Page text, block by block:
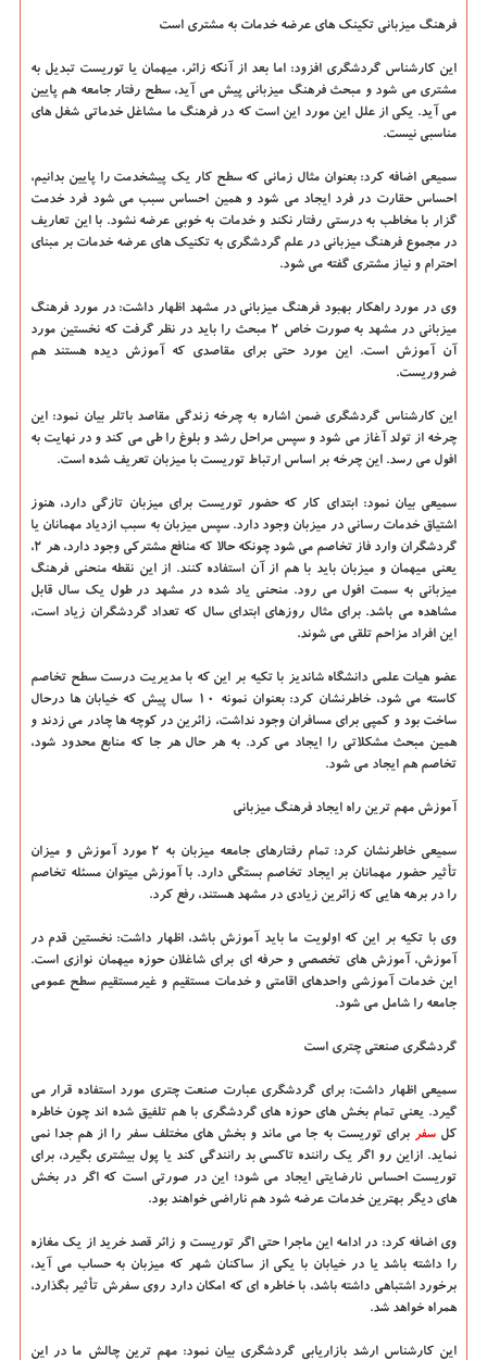
فرهنگ میزبانی تکینک های عرضه خدمات به مشتری است
این کارشناس گردشگری افزود: اما بعد از آنکه زائر، میهمان یا توریست تبدیل به
مشتری می شود و مبحث فرهنگ میزبانی پیش می آید، سطح رفتار جامعه هم پایین
می آید. یکی از علل این مورد این است که در فرهنگ ما مشاغل خدماتی شغل های
مناسبی نیست.
سمیعی اضافه کرد: بعنوان مثال زمانی که سطح کار یک پیشخدمت را پایین بدانیم،
احساس حقارت در فرد ایجاد می شود و همین احساس سبب می شود فرد خدمت
گزار با مخاطب به درستی رفتار نکند و خدمات به خوبی عرضه نشود. با این تعاریف
در مجموع فرهنگ میزبانی در علم گردشگری به تکنیک های عرضه خدمات بر مبنای
احترام و نیاز مشتری گفته می شود.
وی در مورد راهکار بهبود فرهنگ میزبانی در مشهد اظهار داشت: در مورد فرهنگ
میزبانی در مشهد به صورت خاص ۲ مبحث را باید در نظر گرفت که نخستین مورد
آن آموزش است. این مورد حتی برای مقاصدی که آموزش دیده هستند هم
ضروریست.
این کارشناس گردشگری ضمن اشاره به چرخه زندگی مقاصد باتلر بیان نمود: این
چرخه از تولد آغاز می شود و سپس مراحل رشد و بلوغ را طی می کند و در نهایت به
افول می رسد. این چرخه بر اساس ارتباط توریست با میزبان تعریف شده است.
سمیعی بیان نمود: ابتدای کار که حضور توریست برای میزبان تازگی دارد، هنوز
اشتیاق خدمات رسانی در میزبان وجود دارد. سپس میزبان به سبب ازدیاد مهمانان یا
گردشگران وارد فاز تخاصم می شود چونکه حالا که منافع مشترکی وجود دارد، هر ۲،
یعنی میهمان و میزبان باید با هم از آن استفاده کنند. از این نقطه منحنی فرهنگ
میزبانی به سمت افول می رود. منحنی یاد شده در مشهد در طول یک سال قابل
مشاهده می باشد. برای مثال روزهای ابتدای سال که تعداد گردشگران زیاد است،
این افراد مزاحم تلقی می شوند.
عضو هیات علمی دانشگاه شاندیز با تکیه بر این که با مدیریت درست سطح تخاصم
کاسته می شود، خاطرنشان کرد: بعنوان نمونه ۱۰ سال پیش که خیابان ها درحال
ساخت بود و کمپی برای مسافران وجود نداشت، زائرین در کوچه ها چادر می زدند و
همین مبحث مشکلاتی را ایجاد می کرد. به هر حال هر جا که منابع محدود شود،
تخاصم هم ایجاد می شود.
آموزش مهم ترین راه ایجاد فرهنگ میزبانی
سمیعی خاطرنشان کرد: تمام رفتارهای جامعه میزبان به ۲ مورد آموزش و میزان
تأثیر حضور مهمانان بر ایجاد تخاصم بستگی دارد. با آموزش میتوان مسئله تخاصم
را در برهه هایی که زائرین زیادی در مشهد هستند، رفع کرد.
وی با تکیه بر این که اولویت ما باید آموزش باشد، اظهار داشت: نخستین قدم در
آموزش، آموزش های تخصصی و حرفه ای برای شاغلان حوزه میهمان نوازی است.
این خدمات آموزشی واحدهای اقامتی و خدمات مستقیم و غیرمستقیم سطح عمومی
جامعه را شامل می شود.
گردشگری صنعتی چتری است
سمیعی اظهار داشت: برای گردشگری عبارت صنعت چتری مورد استفاده قرار می
گیرد. یعنی تمام بخش های حوزه های گردشگری با هم تلفیق شده اند چون خاطره
کلسفر برای توریست به جا می ماند و بخش های مختلف سفر را از هم جدا نمی
نماید. ازاین رو اگر یک راننده تاکسی بد رانندگی کند یا پول بیشتری بگیرد، برای
توریست احساس نارضایتی ایجاد می شود؛ این در صورتی است که اگر در بخش
های دیگر بهترین خدمات عرضه شود هم ناراضی خواهند بود.
وی اضافه کرد: در ادامه این ماجرا حتی اگر توریست و زائر قصد خرید از یک مغازه
را داشته باشد یا در خیابان با یکی از ساکنان شهر که میزبان به حساب می آید،
برخورد اشتباهی داشته باشد، با خاطره ای که امکان دارد روی سفرش تأثیر بگذارد،
همراه خواهد شد.
این کارشناس ارشد بازاریابی گردشگری بیان نمود: مهم ترین چالش ما در این